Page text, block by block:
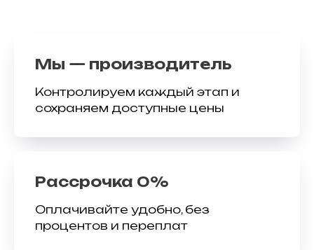
Мы — производитель
Контролируем каждый этап и
сохраняем доступные цены
Рассрочка 0%
Оплачивайте удобно, без
процентов и переплат